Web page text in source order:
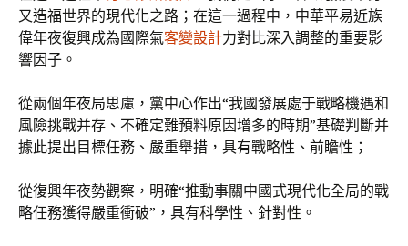
又造福世界的現代化之路；在這一過程中，中華平易近族
偉年夜復興成為國際氣客變設計力對比深入調整的重要影
響因子。
從兩個年夜局思慮，黨中心作出“我國發展處于戰略機遇和
風險挑戰并存、不確定難預料原因增多的時期”基礎判斷并
據此提出目標任務、嚴重舉措，具有戰略性、前瞻性；
從復興年夜勢觀察，明確“推動事關中國式現代化全局的戰
略任務獲得嚴重衝破”，具有科學性、針對性。